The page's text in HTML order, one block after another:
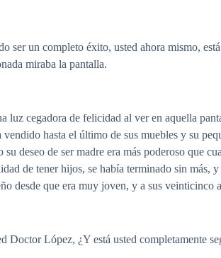
ser un completo éxito, usted ahora mismo,
miraba la pantalla.
cegadora de felicidad al ver en aquella
hasta el último de sus muebles y su
deseo de ser madre era más poderoso que
de tener hijos, se había terminado sin
desde que era muy joven, y a sus veinticinco
López, ¿Y está usted completamente